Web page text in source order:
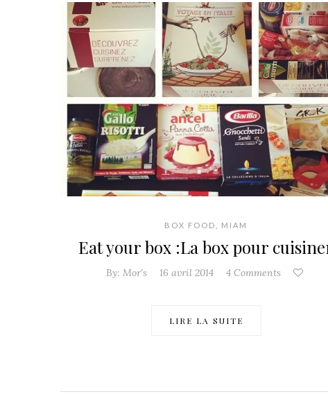
BOX FOOD MIAM
Eat your box :La box pour
By: Mor's 16 avril 2014 4 Comments
LIRE LA SUITE